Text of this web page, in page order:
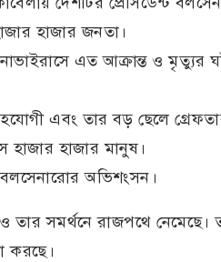
হাজার জনতা।
এত আক্রান্ত ও মৃত্যুর
এবং তার বড় ছেলে
হাজার হাজার মানুষ।
অভিশংসন।
তার সমর্থনে রাজপথে নেমেছে।
করছে।